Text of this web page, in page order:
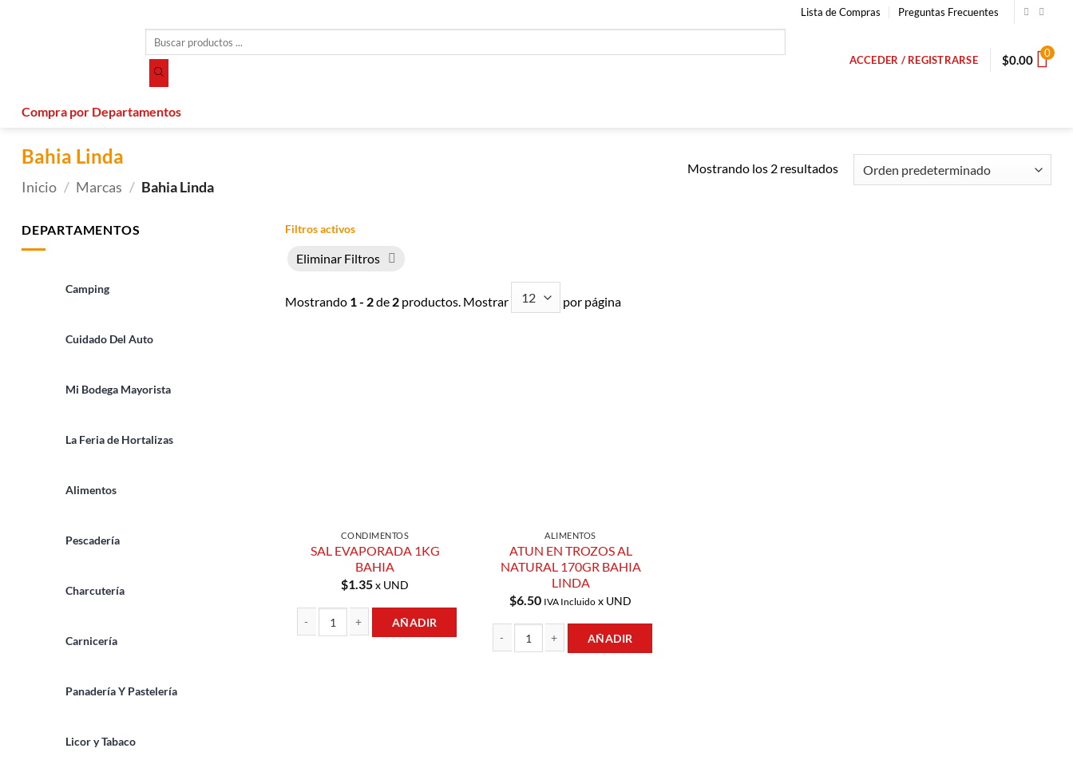
Lista de Compras Preguntas Frecuentes
productos
ACCEDER / REGISTRARSE $0.00 0
Compra por Departamentos
Bahia Linda
Inicio / Marcas / Bahia Linda
Mostrando los 2 resultados
DEPARTAMENTOS
Camping
Cuidado Del Auto
Mi Bodega Mayorista
La Feria de Hortalizas
Alimentos
Pescadería
Charcutería
Carnicería
Panadería Y Pastelería
Licor y Tabaco
Filtros activos
Eliminar Filtros
Mostrando 1 - 2de 2 productos. Mostrar por página
CONDIMENTOS
SAL EVAPORADA 1KG
BAHIA
$1.35x UND
AÑADIR
ALIMENTOS
ATUN EN TROZOS AL
NATURAL 170GR BAHIA
LINDA
$6.50 IVA Incluido x UND
AÑADIR